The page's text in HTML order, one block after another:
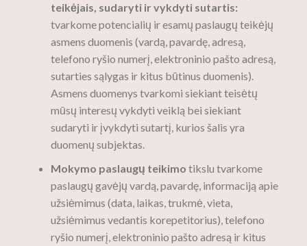
teikėjais, sudaryti ir vykdyti sutartis:
tvarkome potencialių ir esamų paslaugų teikėjų
asmens duomenis (vardą, pavardę, adresą,
telefono ryšio numerį, elektroninio pašto adresą,
sutarties sąlygas ir kitus būtinus duomenis).
Asmens duomenys tvarkomi siekiant teisėtų
mūsų interesų vykdyti veiklą bei siekiant
sudaryti ir įvykdyti sutartį, kurios šalis yra
duomenų subjektas.
Mokymo paslaugų teikimo tikslu tvarkome
paslaugų gavėjų vardą, pavardę, informaciją apie
užsiėmimus (data, laikas, trukmė, vieta,
užsiėmimus vedantis korepetitorius), telefono
ryšio numerį, elektroninio pašto adresą ir kitus